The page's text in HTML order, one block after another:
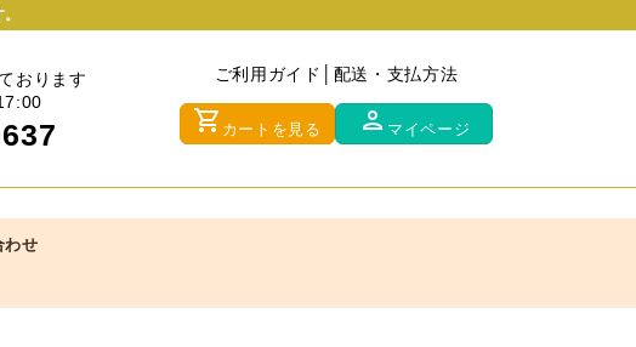
おります
ご利用ガイド 配送・支払方法
shopping_cart カートを見る person マイページ
わせ